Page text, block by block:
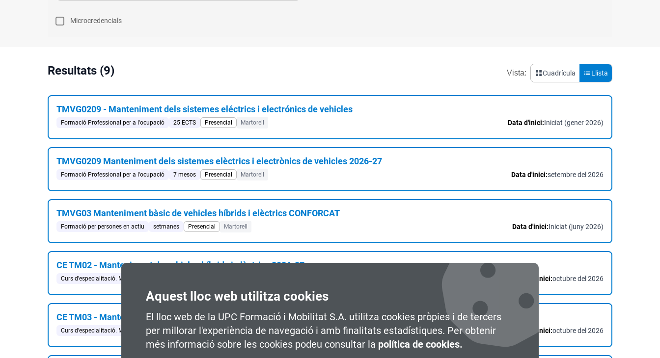
Aquest lloc web utilitza cookies
El lloc web de la UPC Formació i Mobilitat S.A. utilitza cookies pròpies i de tercers
per millorar l'experiència de navegació i amb finalitats estadístiques. Per obtenir
més informació sobre les cookies podeu consultar la política de cookies.
Microcredencials
Resultats (9) Vista: Cuadrícula Llista
TMVG0209 - Manteniment dels sistemes eléctrics i electrónics de vehicles
Formació Professional per a l'ocupació 25 ECTS Presencial Martorell Data d'inici:Iniciat (gener 2026)
TMVG0209 Manteniment dels sistemes elèctrics i electrònics de vehicles 2026-27
Formació Professional per a l'ocupació 7 mesos Presencial Martorell Data d'inici:setembre del 2026
TMVG03 Manteniment bàsic de vehicles híbrids i elèctrics CONFORCAT
Formació per persones en actiu setmanes Presencial Martorell Data d'inici:Iniciat (juny 2026)
CE TM02 - Manteniment de vehicles híbrids i elèctrics 2026-27
Curs d'especialitació. Màster FP Data d'inici:octubre del 2026
CE TM03 - Manteniment i seguretat en sistemes de vehicles híbrids i elèctrics 2026-27
Curs d'especialitació. Màster FP 63 ECTS Presencial Martorell Data d'inici:octubre del 2026